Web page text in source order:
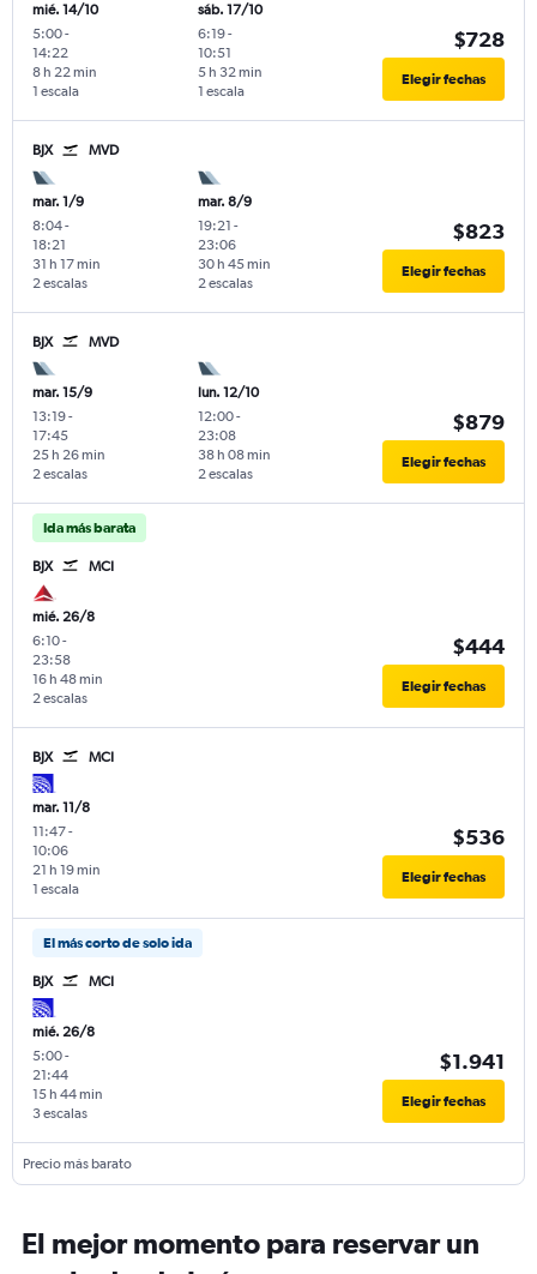
mié. 14/10
5:00-
14:22
1 escala
8 h 22 min
sáb. 17/10
6:19-
10:51
1 escala
5 h 32 min
$728
Elegir fechas
BJX MVD
mar. 1/9
8:04-
18:21
2 escalas
31 h 17 min
mar. 8/9
19:21 -
23:06
2 escalas
30 h 45 min
$823
Elegir fechas
BJX MVD
mar. 15/9
13:19-
17:45
2 escalas
25 h 26 min
lun. 12/10
12:00-
23:08
2 escalas
38 h 08 min
$879
Elegir fechas
Ida más barata
BJX MCI
mié. 26/8
6:10-
23:58
2 escalas
16 h 48 min
$444
Elegir fechas
BJX MCI
mar. 11/8
11:47-
10:06
1 escala
21 h 19 min
$536
Elegir fechas
El más corto de solo ida
BJX MCI
mié. 26/8
5:00-
21:44
3 escalas
15 h 44 min
$1.941
Elegir fechas
Precio más barato
El mejor momento para reservar un